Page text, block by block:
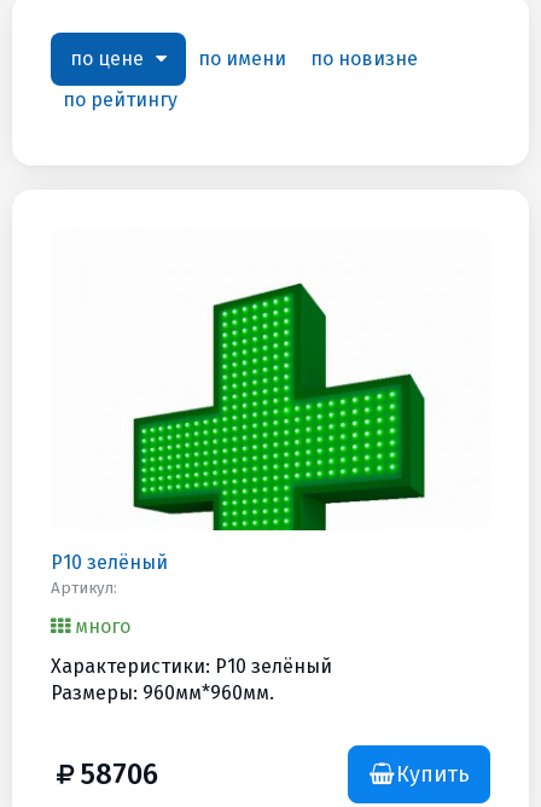
по цене по имени
по новизне
по рейтингу
Р10 зелёный
Артикул:
много
Характеристики: Р10 зелёный
Размеры: 960мм*960мм.
58706 Купить